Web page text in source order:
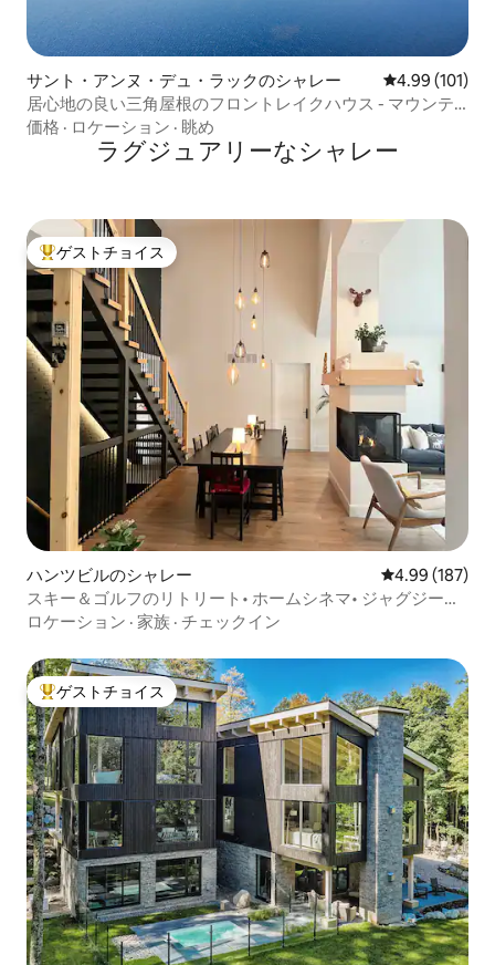
サント・アンヌ・デュ・ラックのシャレー レビュー101
4.99 (101)
居心地の良い三角屋根のフロントレイクハウス - マウンテ
ンビュー
価格 · ロケーション · 眺め
ラグジュアリーなシャレー
大好評のゲストチョイスです。
ゲストチョイス
ハンツビルのシャレー レビュー187
4.99 (187)
スキー＆ゴルフのリトリート• ホームシネマ• ジャグジー・
スパボーイ
ロケーション · 家族 · チェックイン
大好評のゲストチョイスです。
ゲストチョイス